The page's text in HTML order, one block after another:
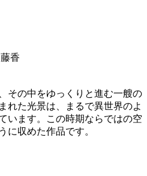
香
その中をゆっくりと進む一艘の
れた光景は、まるで異世界のよ
います。この時期ならではの空
に収めた作品です。